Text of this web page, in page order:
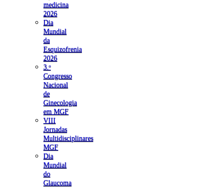
medicina
2026
Dia
Mundial
da
Esquizofrenia
2026
3.ᵒ
Congresso
Nacional
de
Ginecologia
em MGF
VIII
Jornadas
Multidisciplinares
MGF
Dia
Mundial
do
Glaucoma